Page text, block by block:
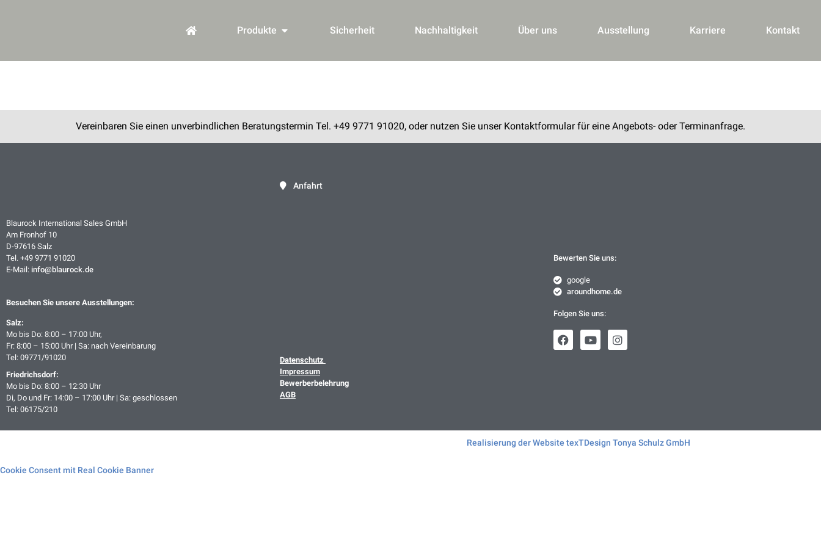
Produkte Sicherheit Nachhaltigkeit Über uns Ausstellung Karriere Kontakt
Vereinbaren Sie einen unverbindlichen Beratungstermin Tel. +49 9771 91020, oder nutzen Sie unser Kontaktformular für eine Angebots- oder Terminanfrage.
Blaurock International Sales GmbH
Am Fronhof 10
D-97616 Salz
Tel. +49 9771 91020
E-Mail: info@blaurock.de
Besuchen Sie unsere Ausstellungen:
Salz:
Mo bis Do: 8:00 – 17:00 Uhr,
Fr: 8:00 – 15:00 Uhr | Sa: nach Vereinbarung
Tel: 09771/91020
Friedrichsdorf:
Mo bis Do: 8:00 – 12:30 Uhr
Di, Do und Fr: 14:00 – 17:00 Uhr | Sa: geschlossen
Tel: 06175/210
Anfahrt
Datenschutz
Impressum
Bewerberbelehrung
AGB
Bewerten Sie uns:
google
aroundhome.de
Folgen Sie uns:
Realisierung der Website texTDesign Tonya Schulz GmbH
Cookie Consent mit Real Cookie Banner